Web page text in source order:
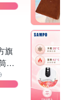
製
旗
皮